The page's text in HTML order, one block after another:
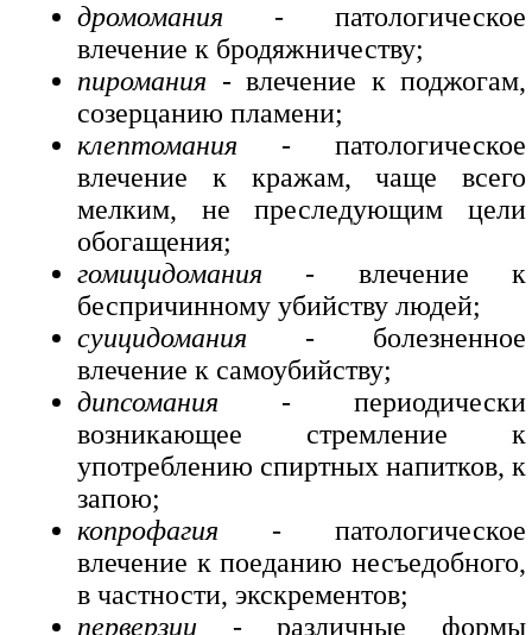
дромомания - патологическое
влечение к бродяжничеству;
пиромания - влечение к поджогам,
созерцанию пламени;
клептомания - патологическое
влечение к кражам, чаще всего
мелким, не преследующим цели
обогащения;
гомицидомания - влечение к
беспричинному убийству людей;
суицидомания - болезненное
влечение к самоубийству;
дипсомания - периодически
возникающее стремление к
употреблению спиртных напитков, к
запою;
копрофагия - патологическое
влечение к поеданию несъедобного,
в частности, экскрементов;
перверзии - различные формы